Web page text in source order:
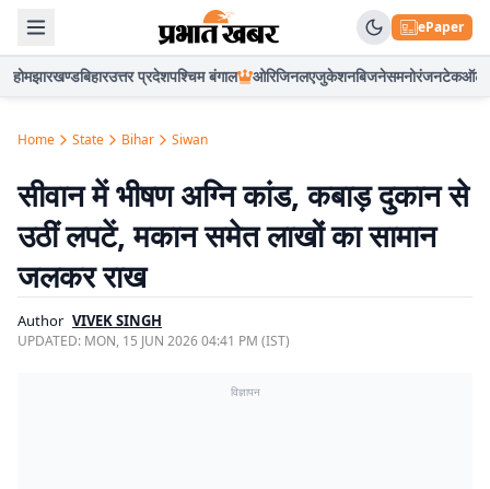
ePaper
होमझारखण्डबिहारउत्तर प्रदेशपश्चिम बंगाल ओरिजिनलएजुकेशनबिजनेसमनोरंजनटेकऑटो
Home State Bihar Siwan
सीवान में भीषण अग्नि कांड, कबाड़ दुकान से
उठीं लपटें, मकान समेत लाखों का सामान
जलकर राख
Author VIVEK SINGH
UPDATED: MON, 15 JUN 2026 04:41 PM (IST)
विज्ञापन